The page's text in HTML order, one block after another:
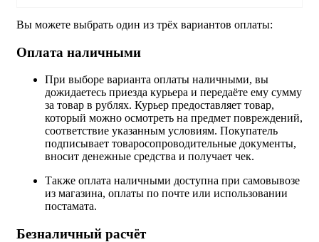
Вы можете выбрать один из трёх вариантов оплаты:
Оплата наличными
При выборе варианта оплаты наличными, вы
дожидаетесь приезда курьера и передаёте ему сумму
за товар в рублях. Курьер предоставляет товар,
который можно осмотреть на предмет повреждений,
соответствие указанным условиям. Покупатель
подписывает товаросопроводительные документы,
вносит денежные средства и получает чек.
Также оплата наличными доступна при самовывозе
из магазина, оплаты по почте или использовании
постамата.
Безналичный расчёт